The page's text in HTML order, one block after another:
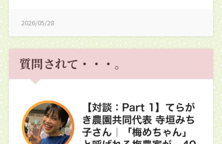
2026/05/28
質問されて・・・。